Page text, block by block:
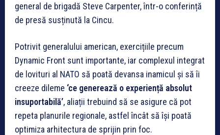
general de brigadă Steve Carpenter, într-o conferință
de presă susținută la Cincu.
Potrivit generalului american, exercițiile precum
Dynamic Front sunt importante, iar complexul integrat
de lovituri al NATO să poată devansa inamicul și să îi
creeze dileme ‘ce generează o experiență absolut
insuportabilă’, aliații trebuind să se asigure că pot
repeta planurile regionale, astfel încât să își poată
optimiza arhitectura de sprijin prin foc.